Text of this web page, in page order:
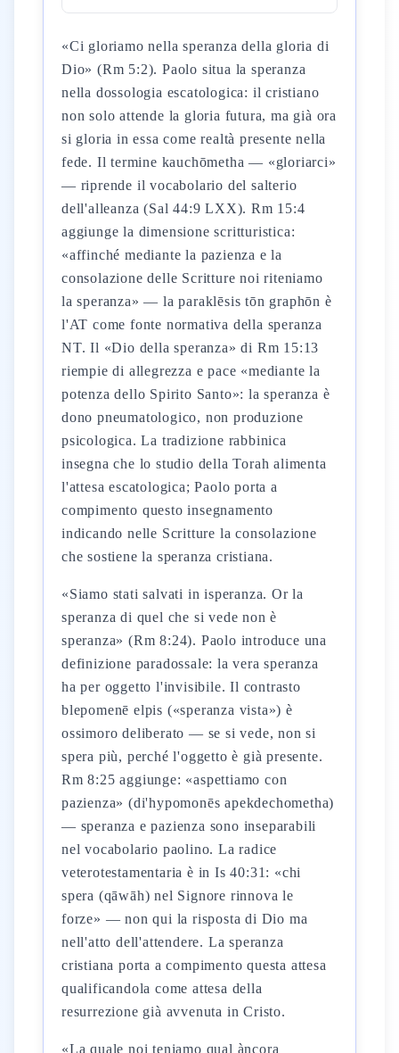
«Ci gloriamo nella speranza della gloria di
Dio» (Rm 5:2). Paolo situa la speranza
nella dossologia escatologica: il cristiano
non solo attende la gloria futura, ma già ora
si gloria in essa come realtà presente nella
fede. Il termine kauchōmetha — «gloriarci»
— riprende il vocabolario del salterio
dell'alleanza (Sal 44:9 LXX). Rm 15:4
aggiunge la dimensione scritturistica:
«affinché mediante la pazienza e la
consolazione delle Scritture noi riteniamo
la speranza» — la paraklēsis tōn graphōn è
l'AT come fonte normativa della speranza
NT. Il «Dio della speranza» di Rm 15:13
riempie di allegrezza e pace «mediante la
potenza dello Spirito Santo»: la speranza è
dono pneumatologico, non produzione
psicologica. La tradizione rabbinica
insegna che lo studio della Torah alimenta
l'attesa escatologica; Paolo porta a
compimento questo insegnamento
indicando nelle Scritture la consolazione
che sostiene la speranza cristiana.
«Siamo stati salvati in isperanza. Or la
speranza di quel che si vede non è
speranza» (Rm 8:24). Paolo introduce una
definizione paradossale: la vera speranza
ha per oggetto l'invisibile. Il contrasto
blepomenē elpis («speranza vista») è
ossimoro deliberato — se si vede, non si
spera più, perché l'oggetto è già presente.
Rm 8:25 aggiunge: «aspettiamo con
pazienza» (di'hypomonēs apekdechometha)
— speranza e pazienza sono inseparabili
nel vocabolario paolino. La radice
veterotestamentaria è in Is 40:31: «chi
spera (qāwāh) nel Signore rinnova le
forze» — non qui la risposta di Dio ma
nell'atto dell'attendere. La speranza
cristiana porta a compimento questa attesa
qualificandola come attesa della
resurrezione già avvenuta in Cristo.
«La quale noi teniamo qual àncora